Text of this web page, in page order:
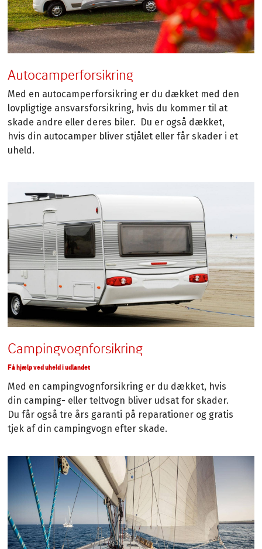
Autocamperforsikring
Med en autocamperforsikring er du dækket med den
lovpligtige ansvarsforsikring, hvis du kommer til at
skade andre eller deres biler. Du er også dækket,
hvis din autocamper bliver stjålet eller får skader i et
uheld.
Campingvognforsikring
Få hjælp ved uheld i udlandet
Med en campingvognforsikring er du dækket, hvis
din camping- eller teltvogn bliver udsat for skader.
Du får også tre års garanti på reparationer og gratis
tjek af din campingvogn efter skade.